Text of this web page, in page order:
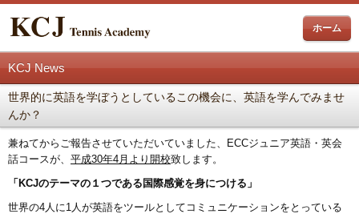
ホーム
KCJ News
世界的に英語を学ぼうとしているこの機会に、英語を学んでみませ
んか？
兼ねてからご報告させていただいていました、ECCジュニア英語・英会
話コースが、 平成30年4月より開校致します。
「KCJのテーマの１つである国際感覚を身につける」
世界の4人に1人が英語をツールとしてコミュニケーションをとっている